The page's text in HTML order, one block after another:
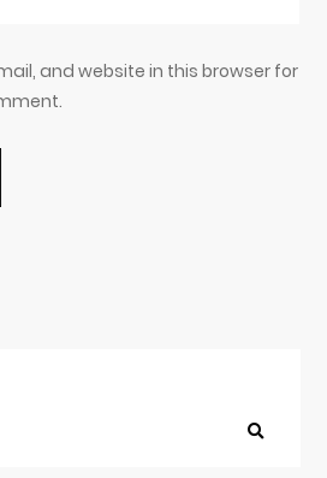
and website in this browser for